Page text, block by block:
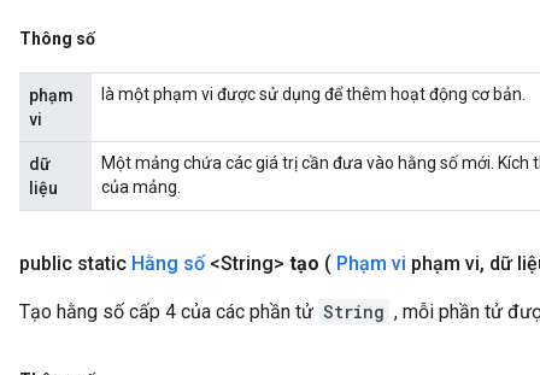
Thông số
phạm
vi
là một phạm vi được sử dụng để thêm hoạt động cơ bản.
dữ
liệu
Một mảng chứa các giá trị cần đưa vào hằng số mới.
của mảng.
public static Hằng số<String> tạo ( Phạm vi phạm vi, dữ
Tạo hằng số cấp 4 của các phần tử String , mỗi phần tử